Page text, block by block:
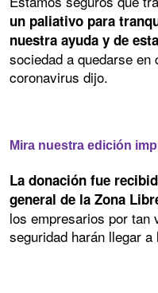
un paliativo para
nuestra ayuda y de
sociedad a quedarse
coronavirus dijo.
Mira nuestra edición
La donación fue
general de la Zona
los empresarios por tan
seguridad harán llegar